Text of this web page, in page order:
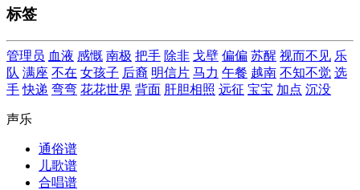
标签
管理员 血液 感慨 南极 把手 除非 戈壁 偏偏 苏醒 视而不见 乐
队 满座 不在 女孩子 后裔 明信片 马力 午餐 越南 不知不觉 选
手 快递 弯弯 花花世界 背面 肝胆相照 远征 宝宝 加点 沉没
声乐
通俗谱
儿歌谱
合唱谱